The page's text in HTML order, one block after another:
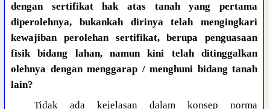
dengan sertifikat hak atas tanah yang pertama
diperolehnya, bukankah dirinya telah mengingkari
kewajiban perolehan sertifikat, berupa penguasaan
fisik bidang lahan, namun kini telah ditinggalkan
olehnya dengan menggarap / menghuni bidang tanah
lain?
Tidak ada kejelasan dalam konsep norma